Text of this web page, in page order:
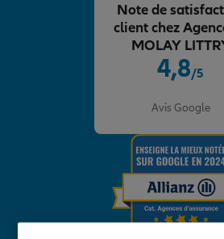
Placements financiers
Investissements immobiliers
Transmission
Départ à la retraite
Préparer l’avenir
Assurance habitation
Le Pack Famille
Allianz en France
4,8/5
Avis Google
Note de
client chez
MOLAY